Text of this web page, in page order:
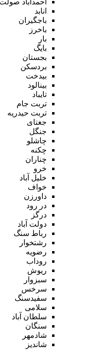
انابد
باجگیران
باخرز
بار
بایگ
بجستان
بردسکن
بیدخت
بینالود
تایباد
تربت جام
تربت حیدریه
جغتای
جنگل
چاشلو
چکنه
چناران
خرو
خلیل آباد
خواف
داورزن
در رود
درگز
دولت آباد
رباط سنگ
رشتخوار
رضویه
روداب
ریوش
سبزوار
سرخس
سفیدسنگ
سلامی
سلطان آباد
سنگان
شادمهر
شاندیز